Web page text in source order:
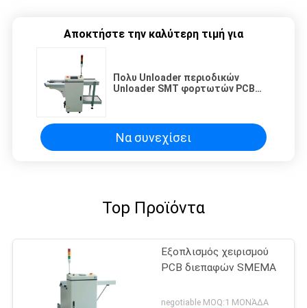
Αποκτήστε την καλύτερη τιμή για
Πολυ Unloader περιοδικών
Unloader SMT φορτωτών PCB
Να συνεχίσει
Top Προϊόντα
Εξοπλισμός χειρισμού
PCB διεπαφών SMEMA
negotiable MOQ:1 ΜΟΝΆΔΑ